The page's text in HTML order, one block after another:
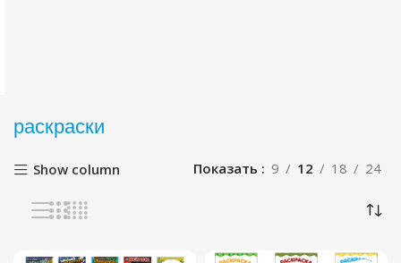
раскраски
Show column Показать 9 12 18 24